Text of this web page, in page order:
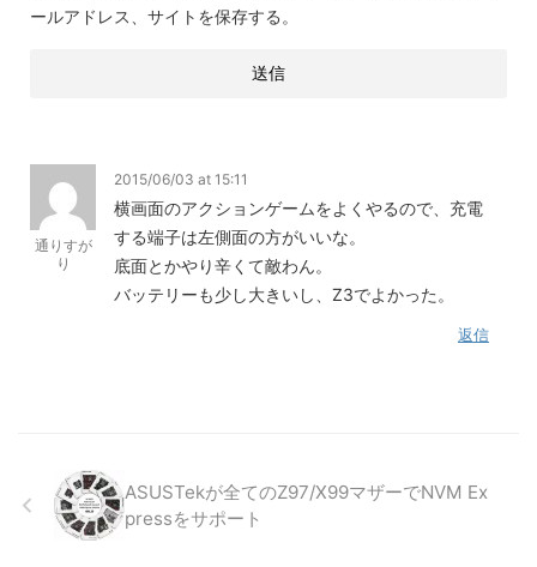
ールアドレス、サイトを保存する。
通りすが
り
2015/06/03 at 15:11
横画面のアクションゲームをよくやるので、充電
する端子は左側面の方がいいな。
底面とかやり辛くて敵わん。
バッテリーも少し大きいし、Z3でよかった。
返信
ASUSTekが全てのZ97/X99マザーでNVM Ex
pressをサポート